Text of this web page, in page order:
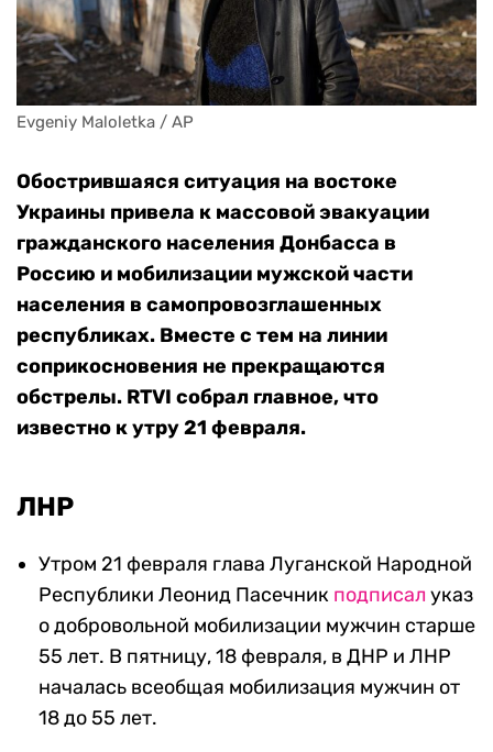
Evgeniy Maloletka / AP
Обострившаяся ситуация на востоке
Украины привела к массовой эвакуации
гражданского населения Донбасса в
Россию и мобилизации мужской части
населения в самопровозглашенных
республиках. Вместе с тем на линии
соприкосновения не прекращаются
обстрелы. RTVI собрал главное, что
известно к утру 21 февраля.
ЛНР
Утром 21 февраля глава Луганской Народной
Республики Леонид Пасечник подписал указ
о добровольной мобилизации мужчин старше
55 лет. В пятницу, 18 февраля, в ДНР и ЛНР
началась всеобщая мобилизация мужчин от
18 до 55 лет.